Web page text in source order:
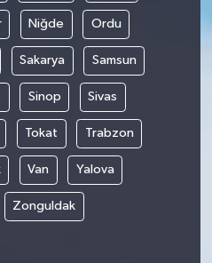
Niğde Ordu
Sakarya Samsun
Sinop Sivas
Tokat Trabzon
Van Yalova
Zonguldak